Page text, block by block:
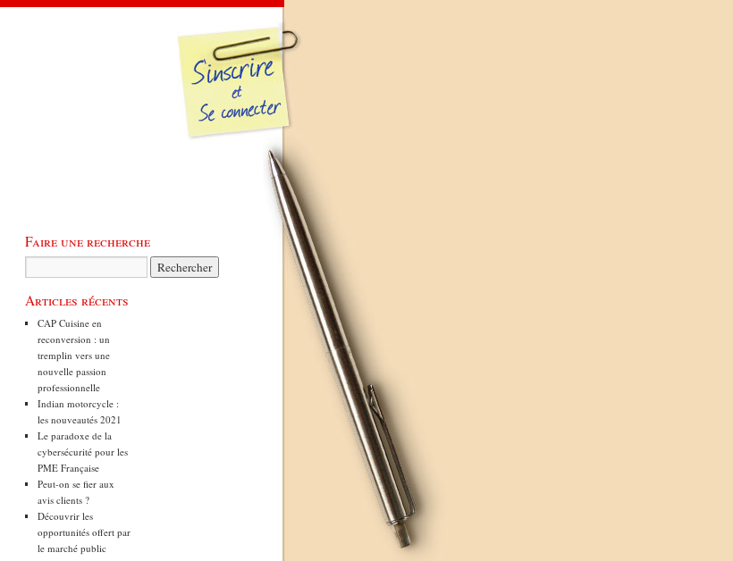
Faire une recherche
Articles récents
CAP Cuisine en
reconversion : un
tremplin vers une
nouvelle passion
professionnelle
Indian motorcycle :
les nouveautés 2021
Le paradoxe de la
cybersécurité pour les
PME Française
Peut-on se fier aux
avis clients ?
Découvrir les
opportunités offert par
le marché public